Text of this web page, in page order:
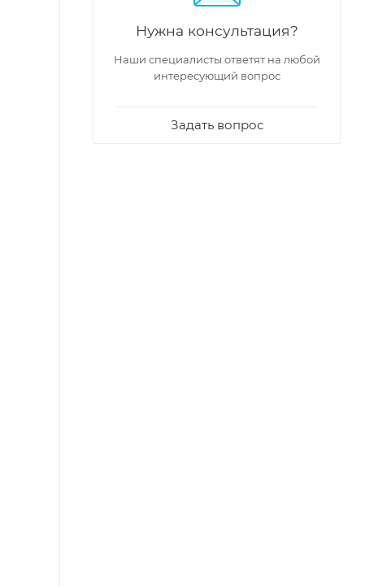
Нужна консультация?
Наши специалисты ответят на любой
интересующий вопрос
Задать вопрос